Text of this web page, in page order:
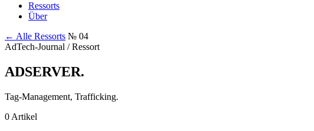
Ressorts
Über
← Alle Ressorts № 04
AdTech-Journal / Ressort
ADSERVER.
Tag-Management, Trafficking.
0 Artikel